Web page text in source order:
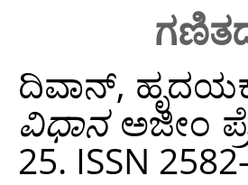
ದಿವಾನ್,
ವಿಧಾನಅಜೀಂ
25. ISSN